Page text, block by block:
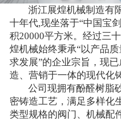
浙江展煌机械制造有
十年代,现坐落于“中国宝
积20000平方米。经过三
煌机械始终秉承“以产品
求发展”的企业宗旨，现
造、营销于一体的现代化
公司现拥有酚醛树脂
密铸造工艺，满足多样化
类型规格的阀门、机械配